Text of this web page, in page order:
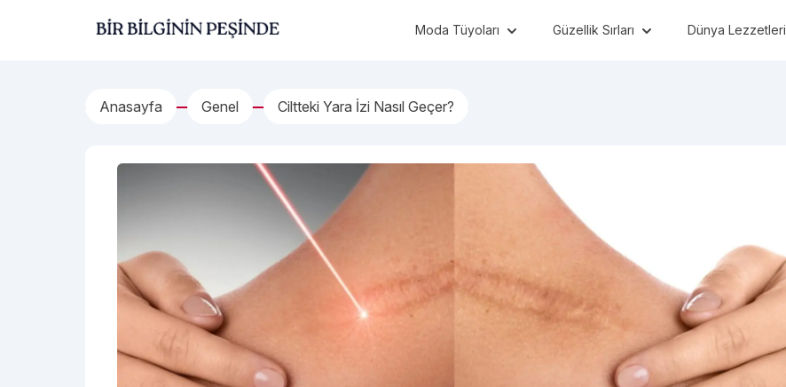
Bir Bilginin Peşinde! Moda Tüyoları Güzellik Sırları Dünya Lezzetleri
Anasayfa Genel Ciltteki Yara İzi Nasıl Geçer?